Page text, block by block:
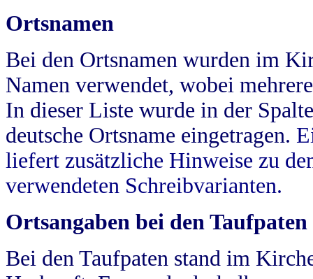
Ortsnamen
Bei den Ortsnamen wurden im
Namen verwendet, wobei
In dieser Liste wurde in der
deutsche Ortsname eingetragen.
liefert zusätzliche Hinweise zu
verwendeten Schreibvarianten.
Ortsangaben bei den Taufpaten
Bei den Taufpaten stand im